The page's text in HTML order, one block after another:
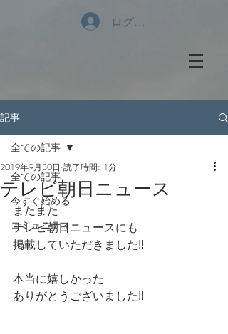
ログイン
記事
全ての記事
今すぐ始める
コミュニティ
全ての記事
テレビ朝日ニュース
2019年9月30日 読了時間: 1分
またまた
テレビ朝日ニュースにも
掲載していただきました‼️
本当に嬉しかった
ありがとうございました‼️